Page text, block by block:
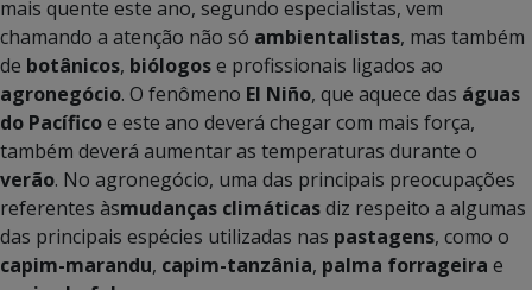
mais quente este ano, segundo especialistas, vem
chamando a atenção não só ambientalistas, mas também
de botânicos, biólogose profissionais ligados ao
agronegócio. O fenômeno El Niño, que aquece das águas
do Pacíficoe este ano deverá chegar com mais força,
também deverá aumentar as temperaturas durante o
verão. No agronegócio, uma das principais preocupações
referentes àsmudanças climáticasdiz respeito a algumas
das principais espécies utilizadas nas pastagens, como o
capim-marandu, capim-tanzânia, palma forrageira e